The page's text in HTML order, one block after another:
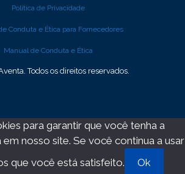
Todos os direitos reservados.
Política de Privacidade
Conduta e Ética para Fornecedores
Manual de Conduta e Ética
para garantir que você tenha a
nosso site. Se você continua a usar
que você está satisfeito.
Ok